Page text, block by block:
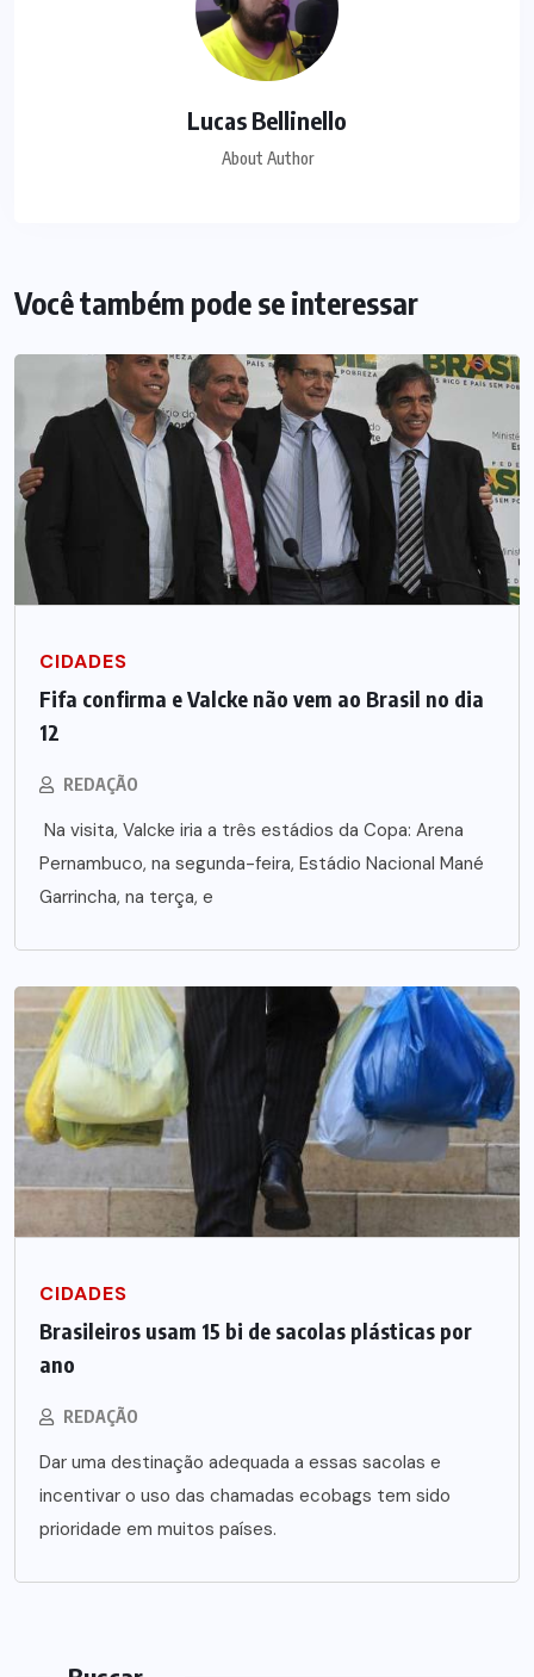
Lucas Bellinello
About Author
Você também pode se interessar
CIDADES
Fifa confirma e Valcke não vem ao Brasil no dia
12
REDAÇÃO
Na visita, Valcke iria a três estádios da Copa: Arena
Pernambuco, na segunda-feira, Estádio Nacional Mané
Garrincha, na terça, e
CIDADES
Brasileiros usam 15 bi de sacolas plásticas por
ano
REDAÇÃO
Dar uma destinação adequada a essas sacolas e
incentivar o uso das chamadas ecobags tem sido
prioridade em muitos países.